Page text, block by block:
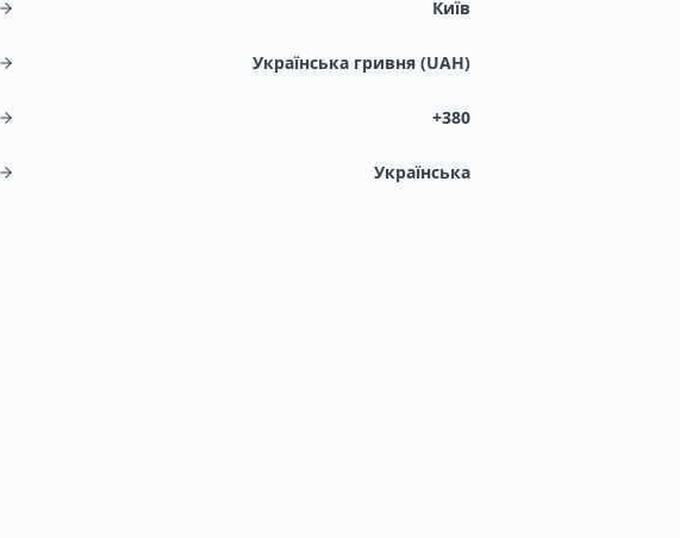
Київ
Українська гривня (UAH)
+380
Українська